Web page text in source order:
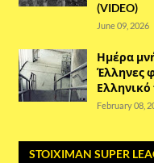
(VIDEO)
June 09, 2026
Ημέρα
Έλληνες
February 08,
STOIXIMAN SUPER